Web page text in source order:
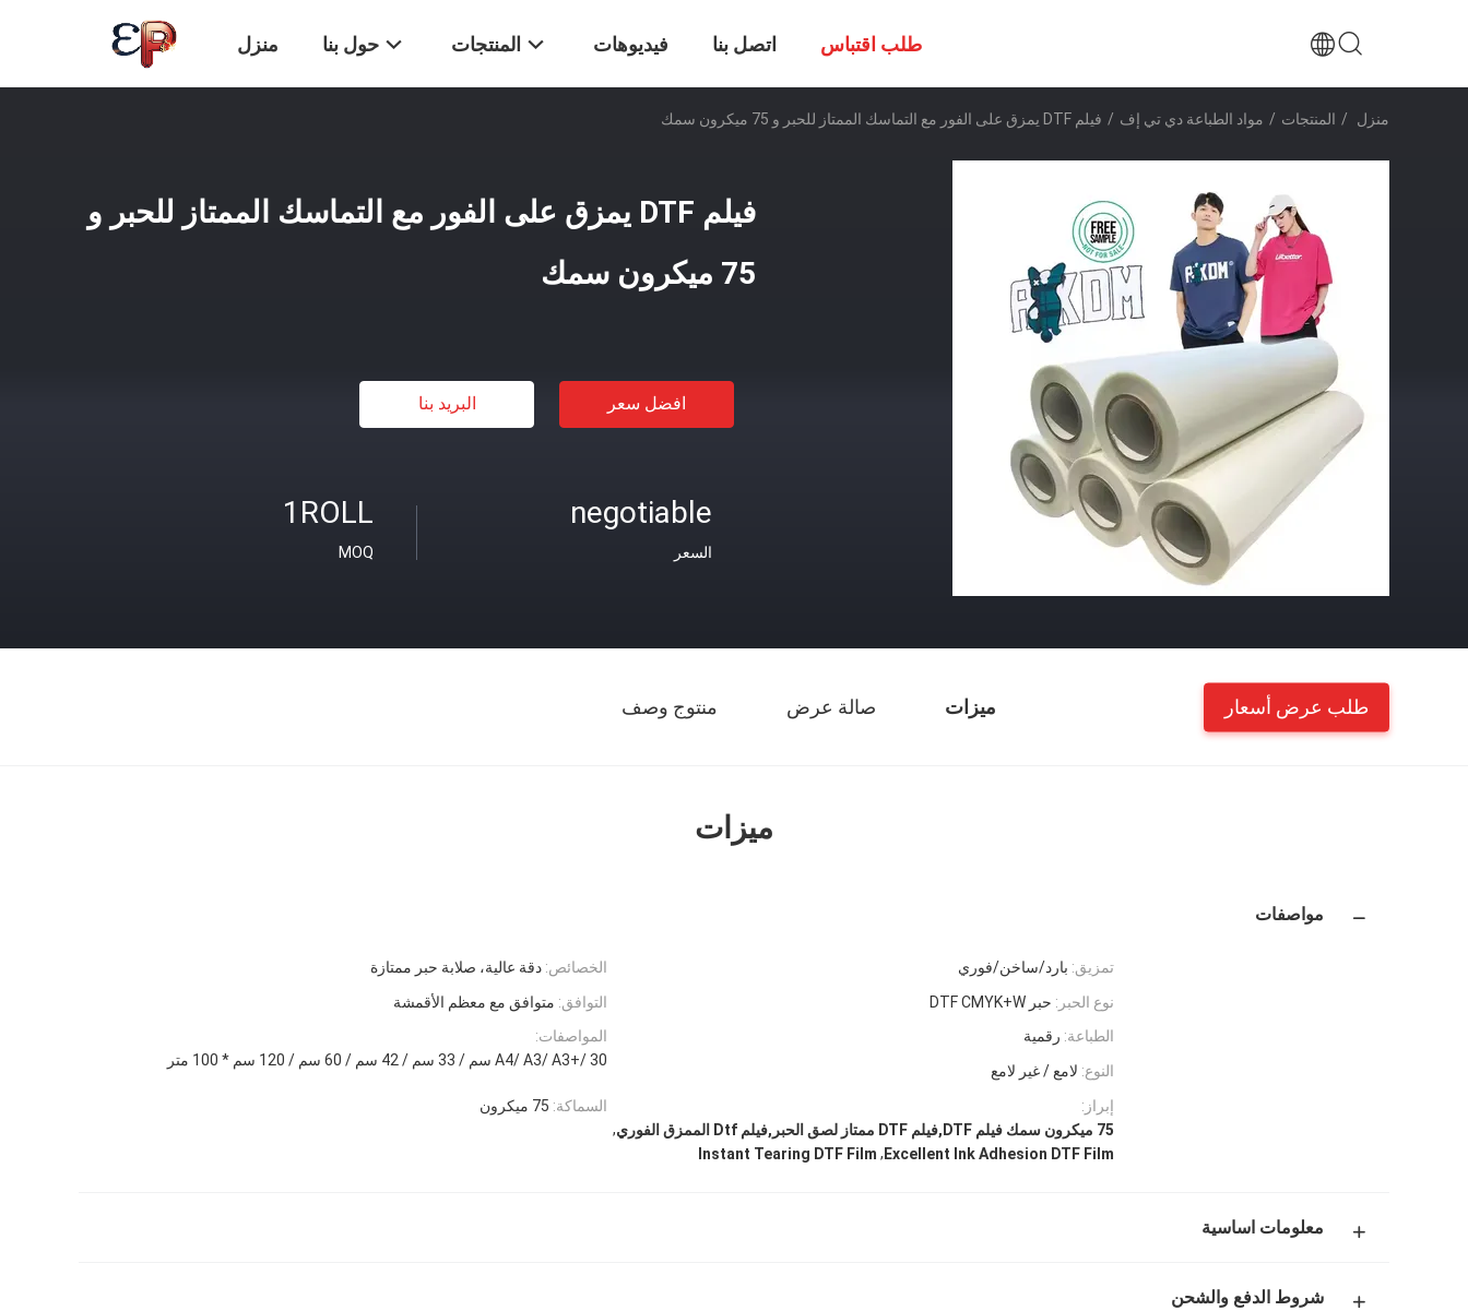
منزل حول بنا المنتجات فيديوهات اتصل بنا طلب اقتباس
منزل / المنتجات / مواد الطباعة دي تي إف / فيلم DTF يمزق على الفور مع التماسك الممتاز للحبر و 75 ميكرون سمك
فيلم DTF يمزق على الفور مع التماسك الممتاز للحبر و
75 ميكرون سمك
افضل سعر البريد بنا
1ROLL
MOQ
negotiable
السعر
ميزات صالة عرض منتوج وصف طلب عرض أسعار
ميزات
مواصفات
الخصائص: دقة عالية، صلابة حبر ممتازة تمزيق: بارد/ساخن/فوري
التوافق: متوافق مع معظم الأقمشة نوع الحبر: حبر DTF CMYK+W
المواصفات:
A4/ A3/ A3+/ 30 سم / 33 سم / 42 سم / 60 سم / 120 سم * 100 متر
الطباعة: رقمية
النوع: لامع / غير لامع
السماكة: 75 ميكرون
إبراز:
75 ميكرون سمك فيلم DTF,فيلم DTF ممتاز لصق الحبر,فيلم Dtf الممزق الفوري
,
Excellent Ink Adhesion DTF Film
,
Instant Tearing DTF Film
معلومات اساسية
شروط الدفع والشحن